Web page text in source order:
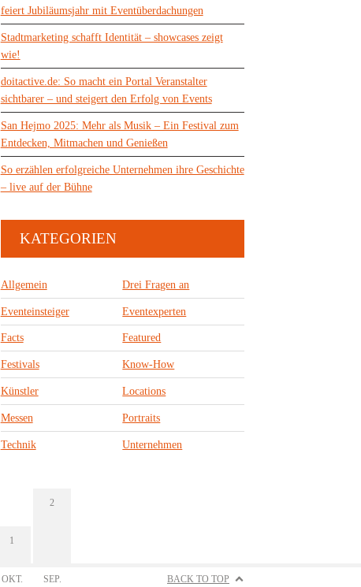
feiert Jubiläumsjahr mit Eventüberdachungen
Stadtmarketing schafft Identität – showcases zeigt
wie!
doitactive.de: So macht ein Portal Veranstalter
sichtbarer – und steigert den Erfolg von Events
San Hejmo 2025: Mehr als Musik – Ein Festival zum
Entdecken, Mitmachen und Genießen
So erzählen erfolgreiche Unternehmen ihre Geschichte
– live auf der Bühne
KATEGORIEN
Allgemein Drei Fragen an
Eventeinsteiger Eventexperten
Facts Featured
Festivals Know-How
Künstler Locations
Messen Portraits
Technik Unternehmen
1
OKT.
2
SEP. BACK TO TOP